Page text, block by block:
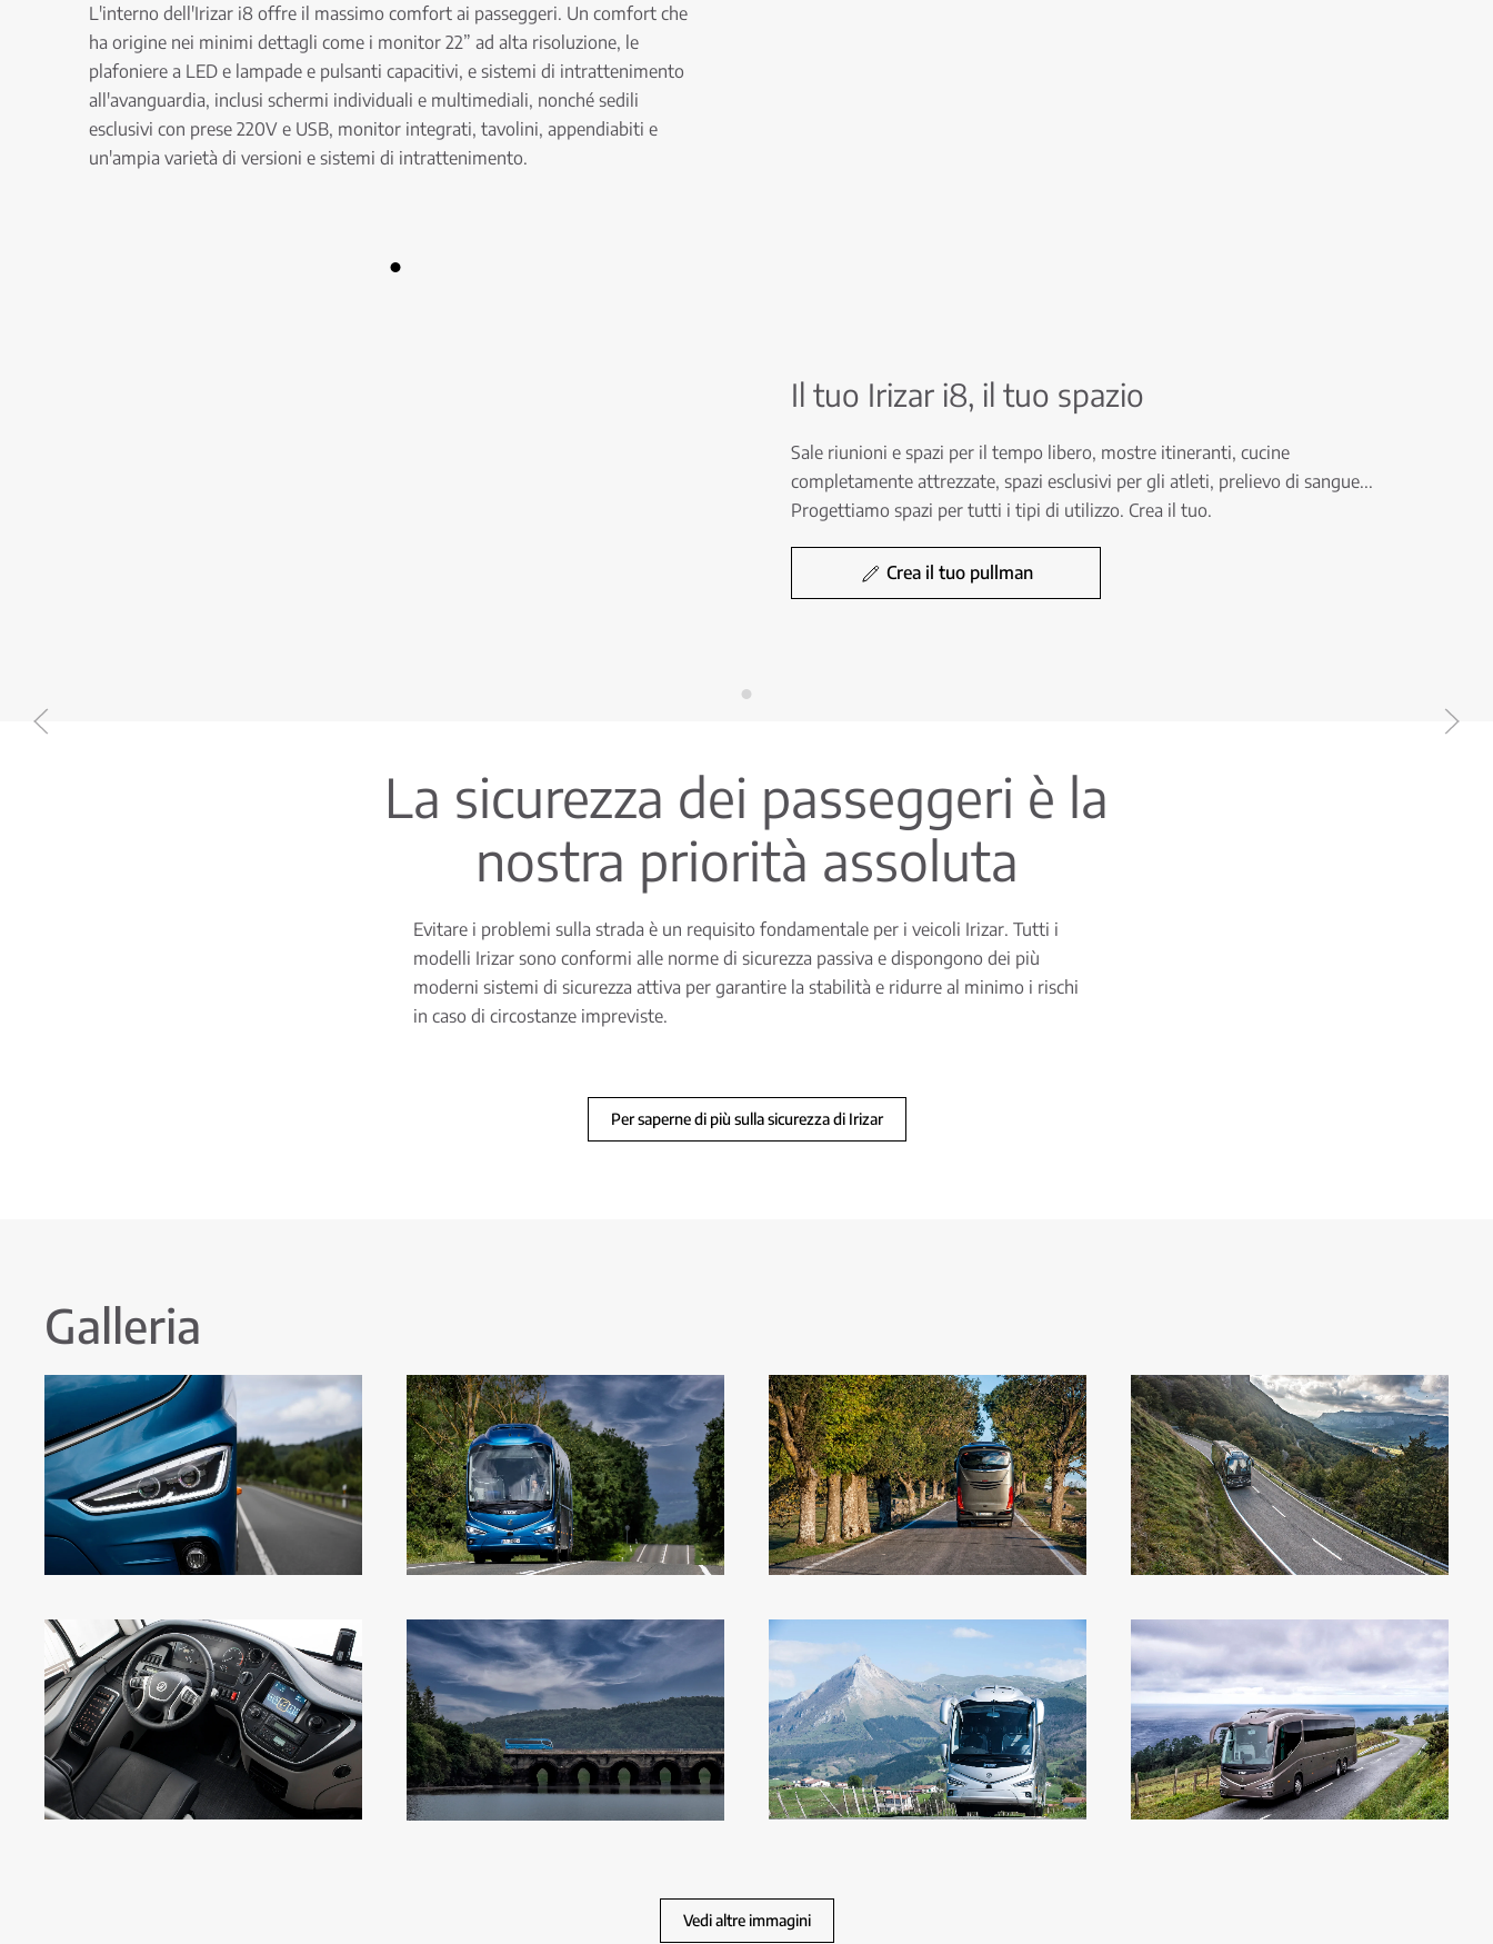
L'interno dell'Irizar i8 offre il massimo comfort ai passeggeri. Un comfort che
ha origine nei minimi dettagli come i monitor 22” ad alta risoluzione, le
plafoniere a LED e lampade e pulsanti capacitivi, e sistemi di intrattenimento
all'avanguardia, inclusi schermi individuali e multimediali, nonché sedili
esclusivi con prese 220V e USB, monitor integrati, tavolini, appendiabiti e
un'ampia varietà di versioni e sistemi di intrattenimento.
Il tuo Irizar i8, il tuo spazio
Sale riunioni e spazi per il tempo libero, mostre itineranti, cucine
completamente attrezzate, spazi esclusivi per gli atleti, prelievo di sangue...
Progettiamo spazi per tutti i tipi di utilizzo. Crea il tuo.
Crea il tuo pullman
La sicurezza dei passeggeri è la
nostra priorità assoluta
Evitare i problemi sulla strada è un requisito fondamentale per i veicoli Irizar. Tutti i
modelli Irizar sono conformi alle norme di sicurezza passiva e dispongono dei più
moderni sistemi di sicurezza attiva per garantire la stabilità e ridurre al minimo i rischi
in caso di circostanze impreviste.
Per saperne di più sulla sicurezza di Irizar
Galleria
Vedi altre immagini